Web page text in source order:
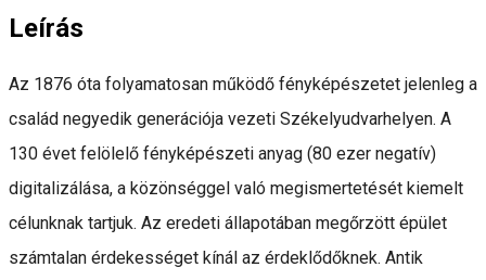
Leírás
Az 1876 óta folyamatosan működő fényképészetet jelenleg a
család negyedik generációja vezeti Székelyudvarhelyen. A
130 évet felölelő fényképészeti anyag (80 ezer negatív)
digitalizálása, a közönséggel való megismertetését kiemelt
célunknak tartjuk. Az eredeti állapotában megőrzött épület
számtalan érdekességet kínál az érdeklődőknek. Antik